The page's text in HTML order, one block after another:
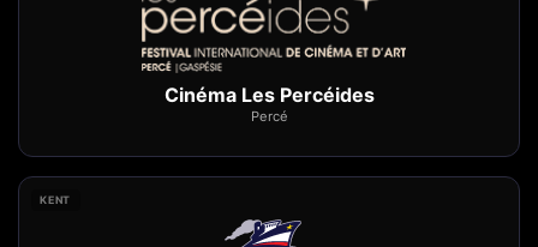
Cinéma Les Percéides
Percé
KENT